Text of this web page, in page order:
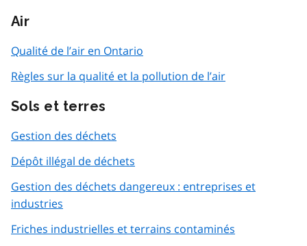
Air
Qualité de l’air en Ontario
Règles sur la qualité et la pollution de l’air
Sols et terres
Gestion des déchets
Dépôt illégal de déchets
Gestion des déchets dangereux : entreprises et
industries
Friches industrielles et terrains contaminés